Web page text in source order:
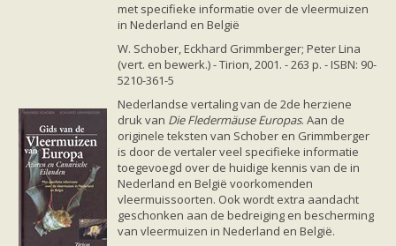
met specifieke informatie over de vleermuizen
in Nederland en België
W. Schober, Eckhard Grimmberger; Peter Lina
(vert. en bewerk.) - Tirion, 2001. - 263 p. - ISBN: 90-
5210-361-5
Nederlandse vertaling van de 2de herziene
druk van Die Fledermäuse Europas. Aan de
originele teksten van Schober en Grimmberger
is door de vertaler veel specifieke informatie
toegevoegd over de huidige kennis van de in
Nederland en België voorkomenden
vleermuissoorten. Ook wordt extra aandacht
geschonken aan de bedreiging en bescherming
van vleermuizen in Nederland en België.